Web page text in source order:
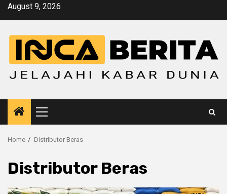
SkipAugust 9, 2026
Primary
Menu
Home Distributor Beras
Distributor Beras